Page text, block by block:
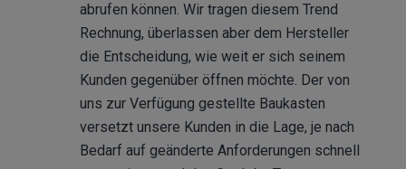
abrufen können. Wir tragen diesem Trend
Rechnung, überlassen aber dem Hersteller
die Entscheidung, wie weit er sich seinem
Kunden gegenüber öffnen möchte. Der von
uns zur Verfügung gestellte Baukasten
versetzt unsere Kunden in die Lage, je nach
Bedarf auf geänderte Anforderungen schnell